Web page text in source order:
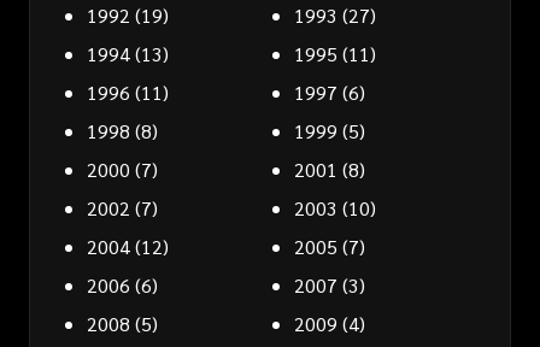
1992 (19) 1993 (27)
1994(13) 1995 (11)
1996 (11) 1997 (6)
1998 (8) 1999 (5)
2000 (7) 2001 (8)
2002 (7) 2003 (10)
2004(12) 2005 (7)
2006 (6) 2007 (3)
2008 (5) 2009 (4)